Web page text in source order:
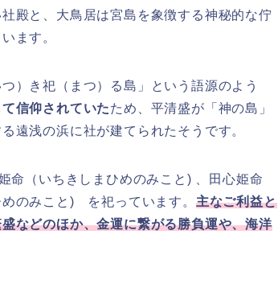
殿と、大鳥居は宮島を象徴する神秘的な佇
ます。
）き祀（まつ）る島」という語源のよう
信仰されていたため、平清盛が「神の島」
遠浅の浜に社が建てられたそうです。
命（いちきしまひめのみこと) 、田心姫命
めのみこと) を祀っています。 主なご利益と
などのほか、金運に繋がる勝負運や、海洋